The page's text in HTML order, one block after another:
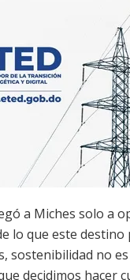
a Miches solo a
lo que este destino
sostenibilidad no
decidimos hacer